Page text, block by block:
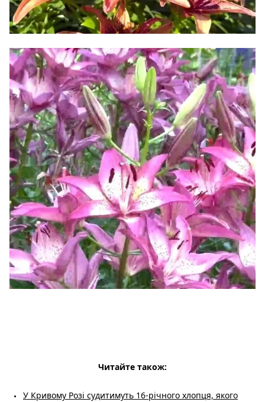
Читайте також:
У Кривому Розі судитимуть 16-річного хлопця, якого